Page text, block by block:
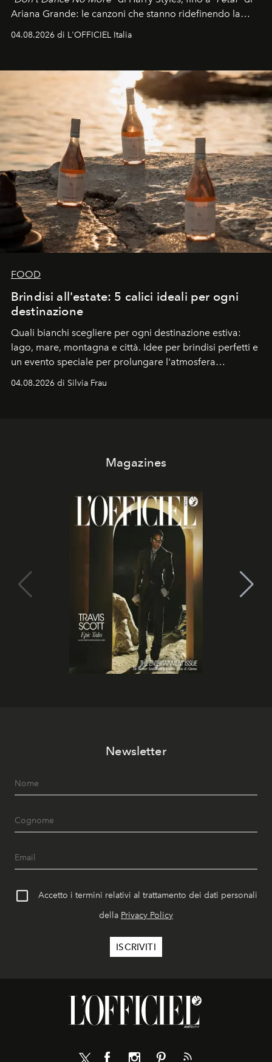
Ariana Grande: le canzoni che stanno ridefinendo la
colonna sonora della stagione.
04.08.2026 di L'OFFICIEL Italia
FOOD
Brindisi all'estate: 5 calici ideali per ogni
destinazione
Quali bianchi scegliere per ogni destinazione estiva:
lago, mare, montagna e città. Idee per brindisi perfetti e
un evento speciale per prolungare l'atmosfera
04.08.2026 di Silvia Frau
Magazines
Newsletter
Accetto i termini relativi al trattamento dei dati personali
della Privacy Policy